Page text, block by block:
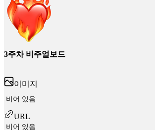
3주차 비주얼보드
이미지
비어 있음
URL
비어 있음